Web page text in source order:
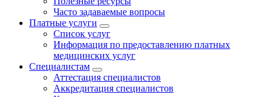
Часто задаваемые вопросы
Платные услуги
Список услуг
Информация по предоставлению платных
медицинских услуг
Специалистам
Аттестация специалистов
Аккредитация специалистов